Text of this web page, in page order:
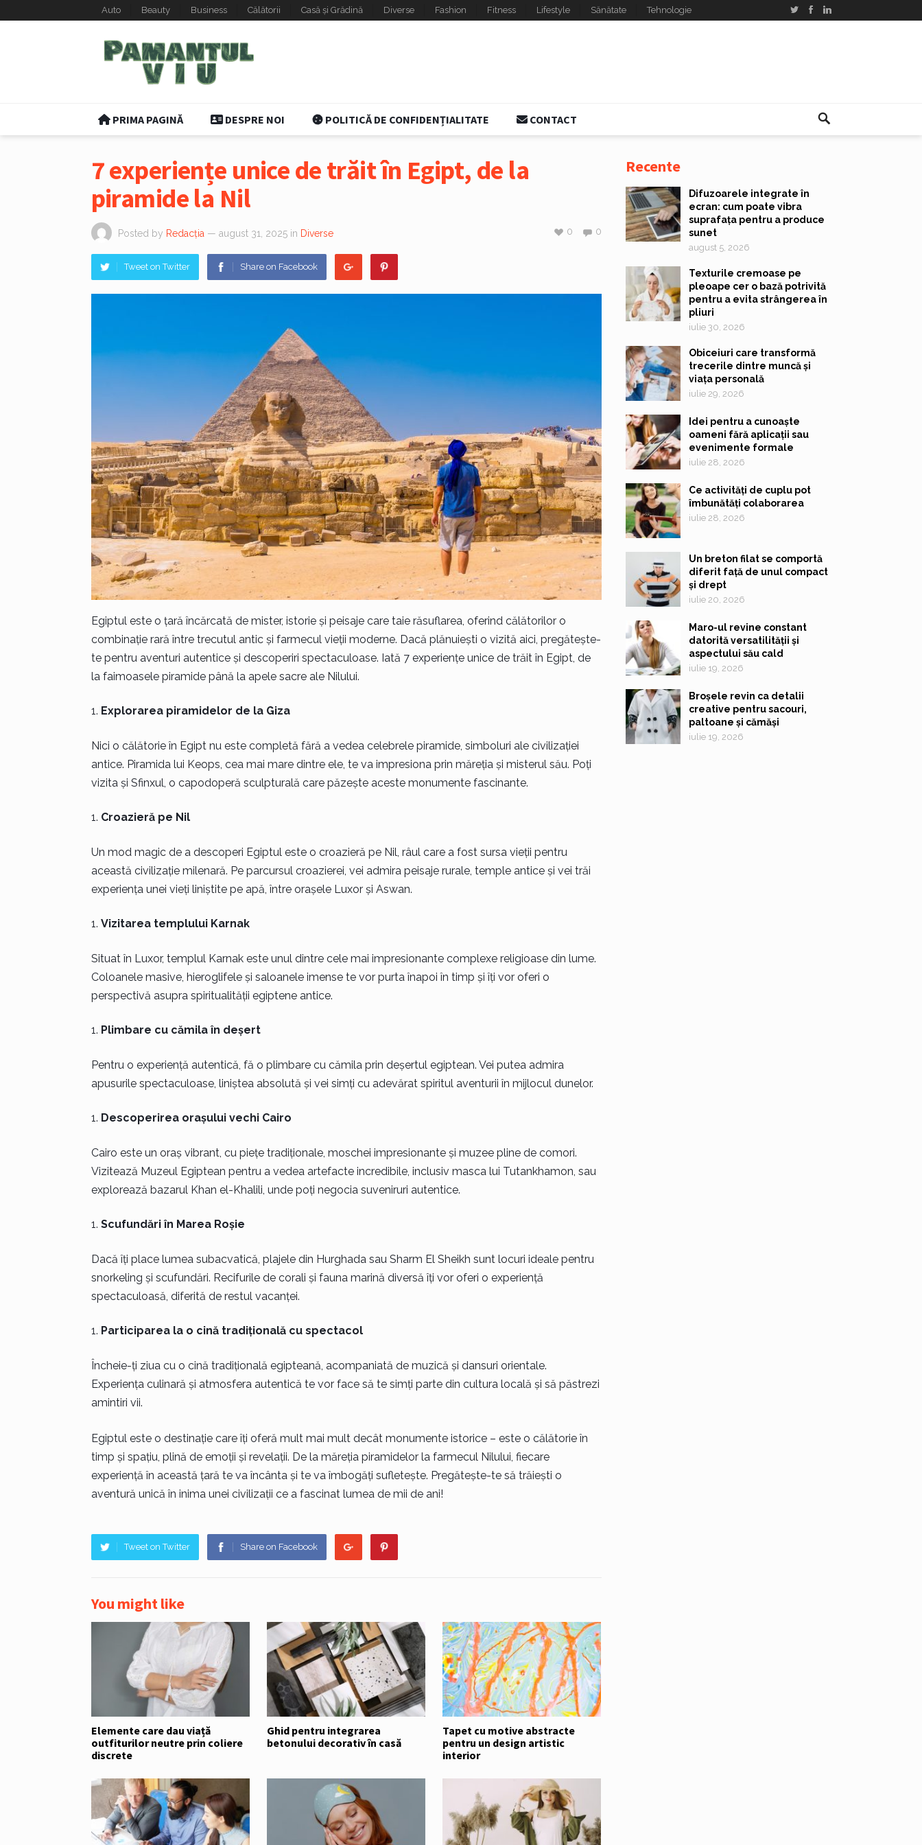
Auto Beauty Business Călătorii Casă și Grădină Diverse Fashion Fitness Lifestyle Sănătate Tehnologie
PRIMA PAGINĂ DESPRE NOI POLITICĂ DE CONFIDENȚIALITATE CONTACT
7 experiențe unice de trăit în Egipt, de la
piramide la Nil
Posted by Redacția — august 31, 2025 in Diverse 0
0
Tweet on Twitter Share on Facebook
Egiptul este o țară încărcată de mister, istorie și peisaje care taie răsuflarea, oferind călătorilor o
combinație rară între trecutul antic și farmecul vieții moderne. Dacă plănuiești o vizită aici, pregătește-
te pentru aventuri autentice și descoperiri spectaculoase. Iată 7 experiențe unice de trăit în Egipt, de
la faimoasele piramide până la apele sacre ale Nilului.
Explorarea piramidelor de la Giza
Nici o călătorie în Egipt nu este completă fără a vedea celebrele piramide, simboluri ale civilizației
antice. Pira­mida lui Keops, cea mai mare dintre ele, te va impresiona prin măreția și misterul său. Poți
vizita și Sfinxul, o capodoperă sculpturală care păzește aceste monumente fascinante.
Croazieră pe Nil
Un mod magic de a descoperi Egiptul este o croazieră pe Nil, râul care a fost sursa vieții pentru
această civilizație milenară. Pe parcursul croazierei, vei admira peisaje rurale, temple antice și vei trăi
experiența unei vieți liniștite pe apă, între orașele Luxor și Aswan.
Vizitarea templului Karnak
Situat în Luxor, templul Karnak este unul dintre cele mai impresionante complexe religioase din lume.
Coloanele masive, hieroglifele și saloanele imense te vor purta înapoi în timp și îți vor oferi o
perspectivă asupra spiritualității egiptene antice.
Plimbare cu cămila în deșert
Pentru o experiență autentică, fă o plimbare cu cămila prin deșertul egiptean. Vei putea admira
apusurile spectaculoase, liniștea absolută și vei simți cu adevărat spiritul aventurii în mijlocul dunelor.
Descoperirea orașului vechi Cairo
Cairo este un oraș vibrant, cu piețe tradiționale, moschei impresionante și muzee pline de comori.
Vizitează Muzeul Egiptean pentru a vedea artefacte incredibile, inclusiv masca lui Tutankhamon, sau
explorează bazarul Khan el-Khalili, unde poți negocia suveniruri autentice.
Scufundări în Marea Roșie
Dacă îți place lumea subacvatică, plajele din Hurghada sau Sharm El Sheikh sunt locuri ideale pentru
snorkeling și scufundări. Recifurile de corali și fauna marină diversă îți vor oferi o experiență
spectaculoasă, diferită de restul vacanței.
Participarea la o cină tradițională cu spectacol
Încheie-ți ziua cu o cină tradițională egipteană, acompaniată de muzică și dansuri orientale.
Experiența culinară și atmosfera autentică te vor face să te simți parte din cultura locală și să păstrezi
amintiri vii.
Egiptul este o destinație care îți oferă mult mai mult decât monumente istorice – este o călătorie în
timp și spațiu, plină de emoții și revelații. De la măreția piramidelor la farmecul Nilului, fiecare
experiență în această țară te va încânta și te va îmbogăți sufletește. Pregătește-te să trăiești o
aventură unică în inima unei civilizații ce a fascinat lumea de mii de ani!
Tweet on Twitter Share on Facebook
You might like
Elemente care dau viață
outfiturilor neutre prin coliere
discrete
Ghid pentru integrarea
betonului decorativ în casă
Tapet cu motive abstracte
pentru un design artistic
interior
Recente
Difuzoarele integrate în
ecran: cum poate vibra
suprafața pentru a produce
sunet
august 5, 2026
Texturile cremoase pe
pleoape cer o bază potrivită
pentru a evita strângerea în
pliuri
iulie 30, 2026
Obiceiuri care transformă
trecerile dintre muncă și
viața personală
iulie 29, 2026
Idei pentru a cunoaște
oameni fără aplicații sau
evenimente formale
iulie 28, 2026
Ce activități de cuplu pot
îmbunătăți colaborarea
iulie 28, 2026
Un breton filat se comportă
diferit față de unul compact
și drept
iulie 20, 2026
Maro-ul revine constant
datorită versatilității și
aspectului său cald
iulie 19, 2026
Broșele revin ca detalii
creative pentru sacouri,
paltoane și cămăși
iulie 19, 2026